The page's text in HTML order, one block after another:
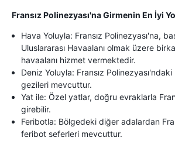
Fransız Polinezyası'na Girmenin En İyi
Hava Yoluyla: Fransız Polinezyası'na,
Uluslararası Havaalanı olmak üzere
havaalanı hizmet vermektedir.
Deniz Yoluyla: Fransız
gezileri mevcuttur.
Yat ile: Özel yatlar, doğru evraklarla
girebilir.
Feribotla: Bölgedeki diğer adalardan
feribot seferleri mevcuttur.